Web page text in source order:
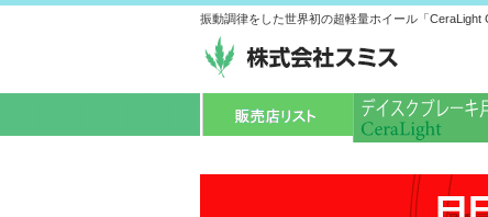
振動調律をした世界初の超軽量ホイール「CeraLight